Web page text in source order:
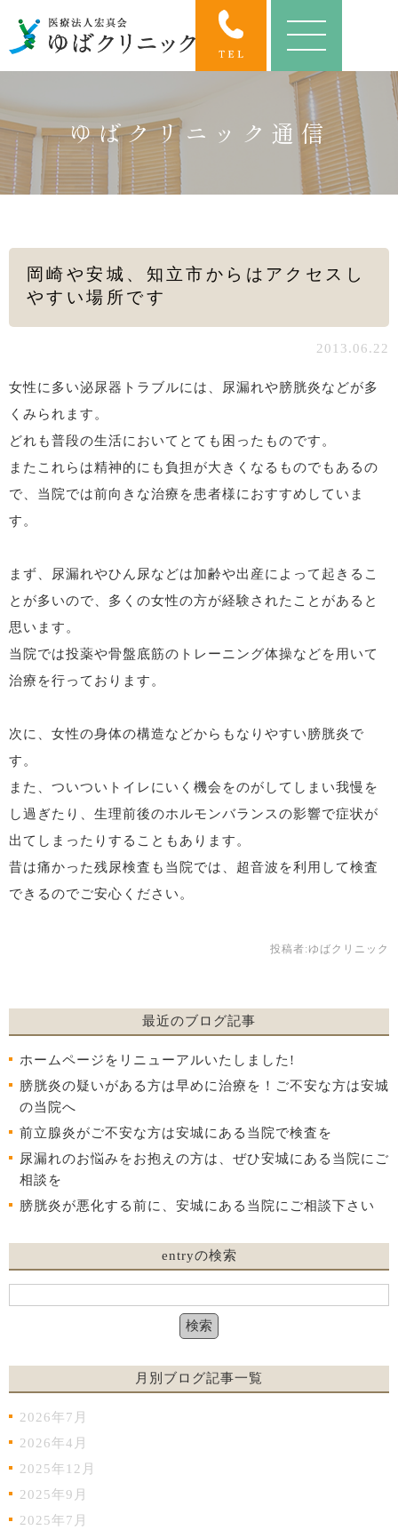
ゆばクリニック通信
岡崎や安城、知立市からはアクセスし
やすい場所です
2013.06.22
女性に多い泌尿器トラブルには、尿漏れや膀胱炎などが多
くみられます。
どれも普段の生活においてとても困ったものです。
またこれらは精神的にも負担が大きくなるものでもあるの
で、当院では前向きな治療を患者様におすすめしていま
す。
まず、尿漏れやひん尿などは加齢や出産によって起きるこ
とが多いので、多くの女性の方が経験されたことがあると
思います。
当院では投薬や骨盤底筋のトレーニング体操などを用いて
治療を行っております。
次に、女性の身体の構造などからもなりやすい膀胱炎で
す。
また、ついついトイレにいく機会をのがしてしまい我慢を
し過ぎたり、生理前後のホルモンバランスの影響で症状が
出てしまったりすることもあります。
昔は痛かった残尿検査も当院では、超音波を利用して検査
できるのでご安心ください。
投稿者: ゆばクリニック
最近のブログ記事
ホームページをリニューアルいたしました!
膀胱炎の疑いがある方は早めに治療を！ご不安な方は安城
の当院へ
前立腺炎がご不安な方は安城にある当院で検査を
尿漏れのお悩みをお抱えの方は、ぜひ安城にある当院にご
相談を
膀胱炎が悪化する前に、安城にある当院にご相談下さい
entryの検索
月別ブログ記事一覧
2026年7月
2026年4月
2025年12月
2025年9月
2025年7月